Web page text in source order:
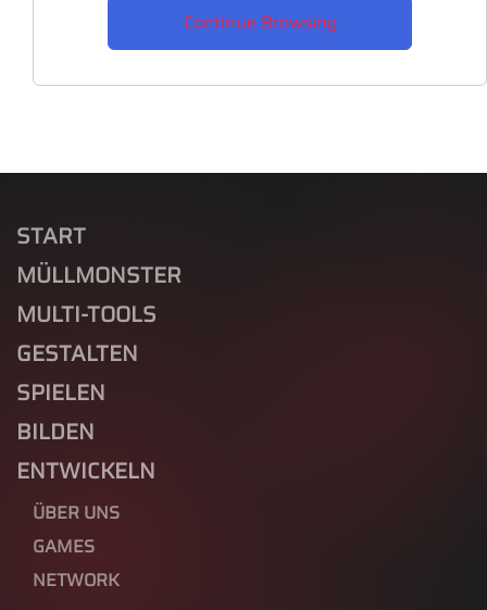
Continue Browsing
START
MÜLLMONSTER
MULTI-TOOLS
GESTALTEN
SPIELEN
BILDEN
ENTWICKELN
ÜBER UNS
GAMES
NETWORK